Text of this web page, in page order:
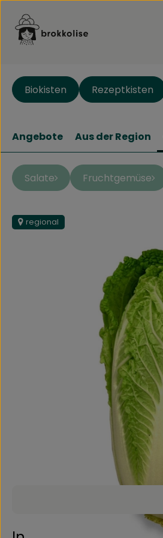
Biokisten Rezeptkisten
Angebote Aus der Region
Salate Fruchtgemüse
regional